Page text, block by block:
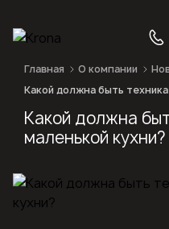
Главная О компании
Какой должна быть
Какой должна
маленькой кухни?